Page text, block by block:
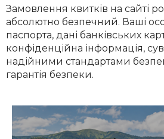
Замовлення квитків на сайті
абсолютно безпечний. Ваші
паспорта, дані банківських
конфіденційна інформація,
надійними стандартами
гарантія безпеки.